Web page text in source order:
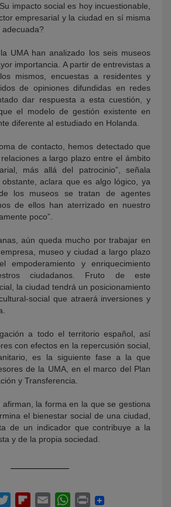
impacto social es hoy incuestionable,
empresarial y la ciudad en sí misma
UMA han analizado los seis museos
importancia. A partir de entrevistas a
mismos, encuestas a residentes y
de opiniones difundidas en redes
dar respuesta a esta cuestión, y
el modelo de gestión existente en
diferente al estudiado en Holanda.
de contacto, hemos detectado que
a largo plazo entre el ámbito
más allá del patrocinio”, señala
aclara que es algo lógico, ya
los museos se tratan de agentes
de ellos han aterrizado en nuestro
poco”.
aún queda mucho por trabajar en
museo y ciudad a largo plazo
empoderamiento y enriquecimiento
ciudadanos. Fruto de este
la ciudad tendrá un posicionamiento
social que atraerá inversiones y
a todo el territorio español, así
con efectos en la repercusión social,
es la siguiente fase a la que
de la UMA, en el marco del Plan
y Transferencia.
la forma en la que se gestiona
el bienestar social de una ciudad,
de un indicador que contribuye a la
y de la propia sociedad.